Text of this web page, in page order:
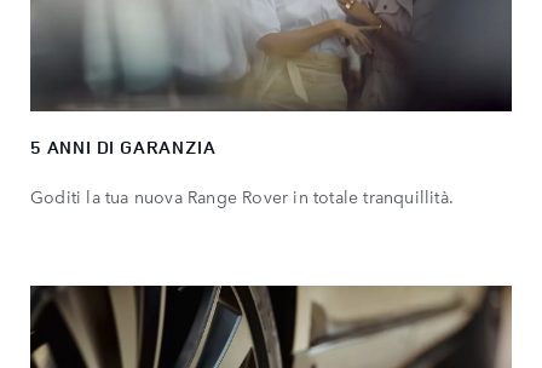
5 ANNI DI GARANZIA
Goditi la tua nuova Range Rover in totale tranquillità.